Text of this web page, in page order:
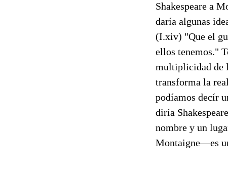
Shakespeare a
daría algunas
(I.xiv) "Que el
ellos tenemos."
multiplicidad de
transforma la
podíamos decír
diría
nombre y un
Montaigne—es